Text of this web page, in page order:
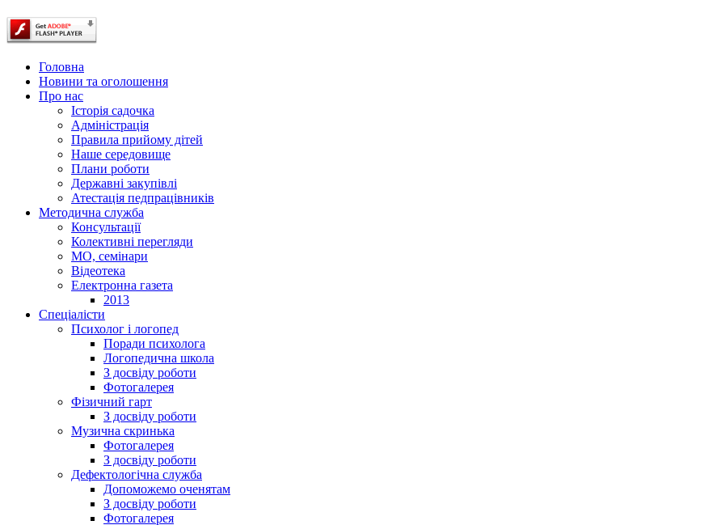
Головна
Новини та оголошення
Про нас
Історія садочка
Адміністрація
Правила прийому дітей
Наше середовище
Плани роботи
Державні закупівлі
Атестація педпрацівників
Методична служба
Консультації
Колективні перегляди
МО, семінари
Відеотека
Електронна газета
2013
Спеціалісти
Психолог і логопед
Поради психолога
Логопедична школа
З досвіду роботи
Фотогалерея
Фізичний гарт
З досвіду роботи
Музична скринька
Фотогалерея
З досвіду роботи
Дефектологічна служба
Допоможемо оченятам
З досвіду роботи
Фотогалерея